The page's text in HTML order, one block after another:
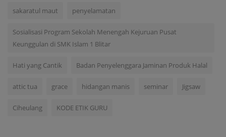
sakaratul maut penyelamatan
Sosialisasi Program Sekolah Menengah Kejuruan Pusat
Keunggulan di SMK Islam 1 Blitar
Hati yang Cantik Badan Penyelenggara Jaminan Produk Halal
attic tua grace hidangan manis seminar Jigsaw
Ciheulang KODE ETIK GURU